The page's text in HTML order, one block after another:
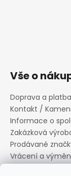
Vše o
Doprava a platba
Kontakt /
Informace o
Zakázková
Prodávané
Vrácení a